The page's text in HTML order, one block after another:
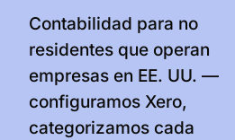
Contabilidad para no
residentes que operan
empresas en EE. UU. —
configuramos Xero,
categorizamos cada